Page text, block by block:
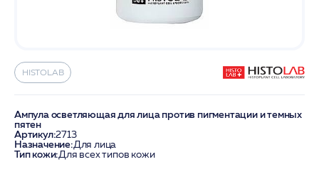
HISTOLAB
Ампула осветляющая для лица против пигментации и темных
пятен
Артикул:2713
Назначение:Для лица
Тип кожи:Для всех типов кожи